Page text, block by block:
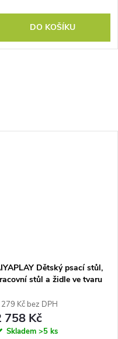
DO KOŠÍKU
Dětský psací stůl,
stůl a židle ve tvaru
3-8 let, růžový
Kč bez DPH
758 Kč
Skladem >5 ks